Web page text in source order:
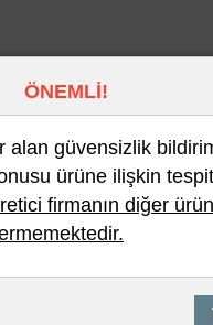
En Çok İncelenen
ÖNEMLİ!
alan güvensizlik
ürüne ilişkin
firmanın diğer